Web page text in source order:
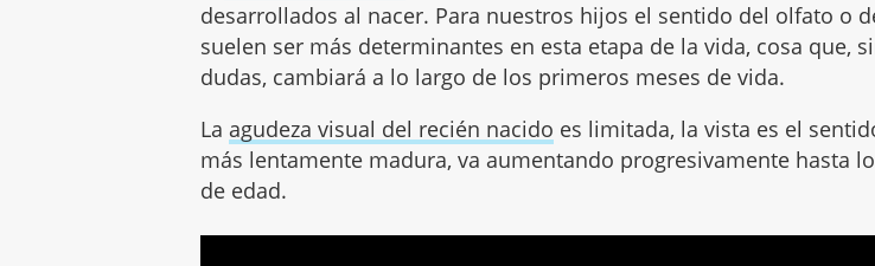
desarrollados al nacer. Para nuestros hijos el sentido del olfato o
suelen ser más determinantes en esta etapa de la vida, cosa que,
dudas, cambiará a lo largo de los primeros meses de vida.
La agudeza visual del recién nacido es limitada, la vista es el
más lentamente madura, va aumentando progresivamente hasta
de edad.